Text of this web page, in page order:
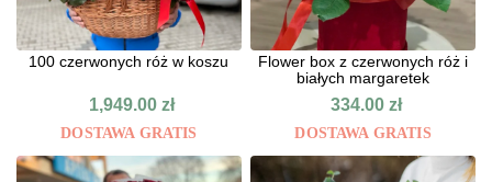
100 czerwonych róż w koszu
1,949.00zł
DOSTAWA GRATIS
Flower box z czerwonych róż i
białych margaretek
334.00zł
DOSTAWA GRATIS